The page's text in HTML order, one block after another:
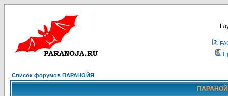
Список форумов ПАРАНОЙЯ